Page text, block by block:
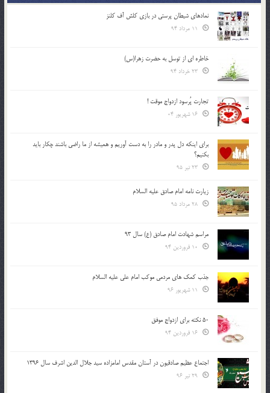
نمادهای شیطان پرستی در بازی کلش آف کلنز
خاطره ای از توسل به حضرت زهرا(س)
تجارت پُرسود ازدواج موقت !
براي اينكه دل پدر و مادر را به دست آوريم و هميشه از ما راضي باشند چكار بايد
بكنيم؟
زیارت نامه امام صادق علیه السلام
مراسم شهادت امام صادق (ع) سال 93
جذب کمک های مردمی موکب امام علی علیه السلام
50 نکته برای ازدواج موفق
اجتماع عظیم صادقیون در آستان مقدس امامزاده سید جلال الدین اشرف سال 1396